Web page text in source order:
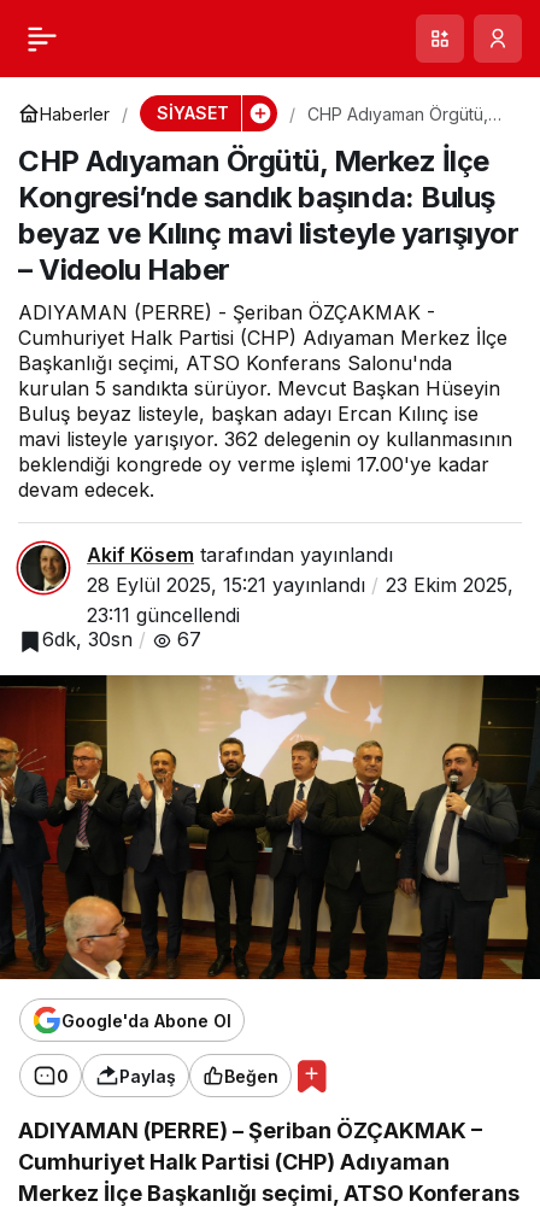
Haberler SİYASET
CHP Adıyaman Örgütü,
Kongresi’nde sandık
başında: Buluş beyaz ve
Kılınç mavi listeyle
yarışıyor – Videolu Haber
CHP Adıyaman Örgütü, Merkez İlçe
Kongresi’nde sandık başında: Buluş
beyaz ve Kılınç mavi listeyle yarışıyor
– Videolu Haber
ADIYAMAN (PERRE) - Şeriban ÖZÇAKMAK -
Cumhuriyet Halk Partisi (CHP) Adıyaman Merkez İlçe
Başkanlığı seçimi, ATSO Konferans Salonu'nda
kurulan 5 sandıkta sürüyor. Mevcut Başkan Hüseyin
Buluş beyaz listeyle, başkan adayı Ercan Kılınç ise
mavi listeyle yarışıyor. 362 delegenin oy kullanmasının
beklendiği kongrede oy verme işlemi 17.00'ye kadar
devam edecek.
Akif Kösem tarafından yayınlandı
28 Eylül 2025, 15:21 yayınlandı
23 Ekim 2025,
23:11 güncellendi
6dk, 30sn
67
Google'da Abone Ol
0 Paylaş Beğen
ADIYAMAN (PERRE) – Şeriban ÖZÇAKMAK –
Cumhuriyet Halk Partisi (CHP) Adıyaman
Merkez İlçe Başkanlığı seçimi, ATSO Konferans
CHP Adıyaman
Örgütü, Merkez İlçe
Kongresi’nde sandık
başında: Buluş beyaz
ve Kılınç mavi listeyle
yarışıyor – Videolu
Haber